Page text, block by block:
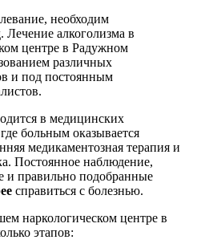
необходим
алкоголизма в
центре в Радужном
различных
и под постоянным
в медицинских
больным оказывается
медикаментозная терапия и
Постоянное наблюдение,
и правильно подобранные
справиться с болезнью.
наркологическом центре в
этапов: